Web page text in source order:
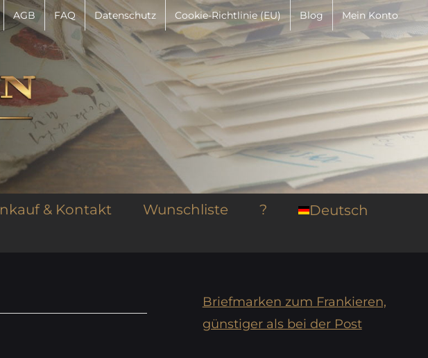
AGB FAQ Datenschutz Cookie-Richtlinie (EU) Blog Mein Konto
& Kontakt Wunschliste ? Deutsch
Briefmarken zum Frankieren,
günstiger als bei der Post